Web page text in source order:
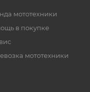
мототехники
в покупке
мототехники